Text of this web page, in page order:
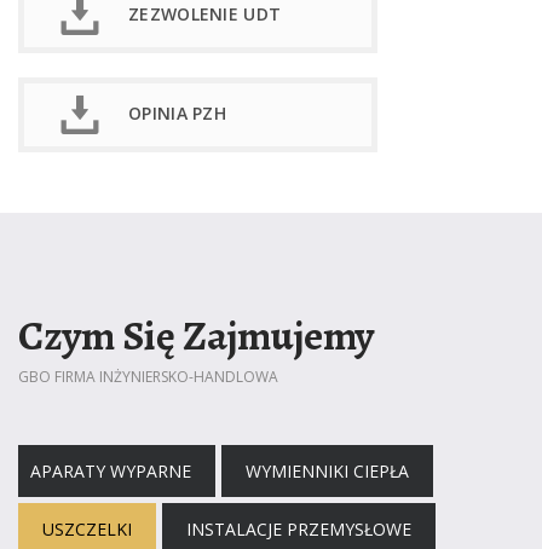
ZEZWOLENIE UDT
OPINIA PZH
Czym Się Zajmujemy
GBO FIRMA INŻYNIERSKO-HANDLOWA
APARATY WYPARNE WYMIENNIKI CIEPŁA
USZCZELKI INSTALACJE PRZEMYSŁOWE